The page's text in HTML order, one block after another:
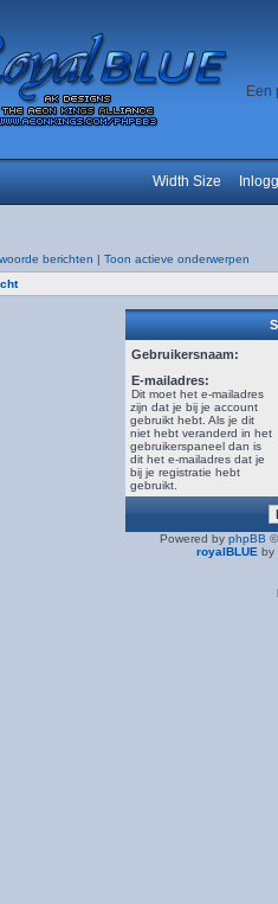
Een
Width Size
berichten | Toon actieve onderwerpen
Gebruikersnaam:
E-mailadres:
Dit moet het e-mailadres
zijn dat je bij je account
gebruikt hebt. Als je dit
niet hebt veranderd in het
gebruikerspaneel dan is
dit het e-mailadres dat je
bij je registratie hebt
gebruikt.
Powered by phpBB
royalBLUE by